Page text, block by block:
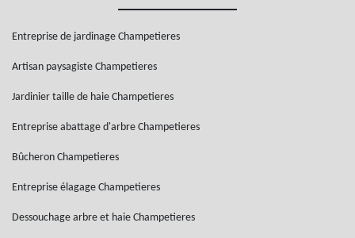
Entreprise de jardinage Champetieres
Artisan paysagiste Champetieres
Jardinier taille de haie Champetieres
Entreprise abattage d'arbre Champetieres
Bûcheron Champetieres
Entreprise élagage Champetieres
Dessouchage arbre et haie Champetieres